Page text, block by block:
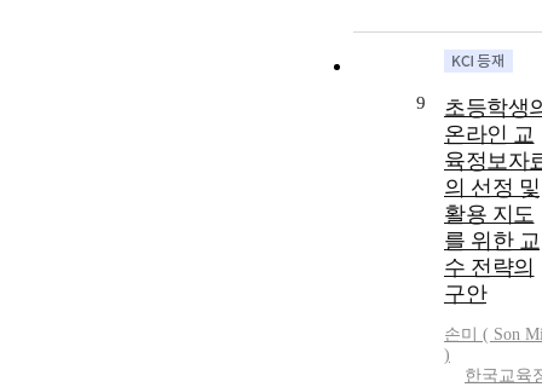
9
초등학생
온라인 교
육정보자
의 선정 및
활용 지도
를 위한 교
수 전략의
구안
손미 ( Son
)
한국교육